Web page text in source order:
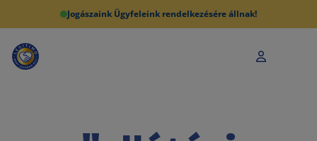
Jogászaink Ügyfeleink rendelkezésére állnak!